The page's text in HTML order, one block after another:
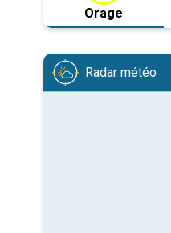
Orage
Radar météo